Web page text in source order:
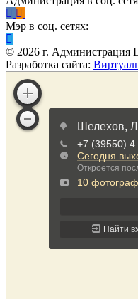
Мэр в соц. сетях:
© 2026 г. Администрация
Разработка сайта: